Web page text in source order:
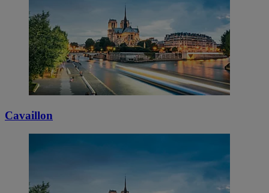
Cavaillon